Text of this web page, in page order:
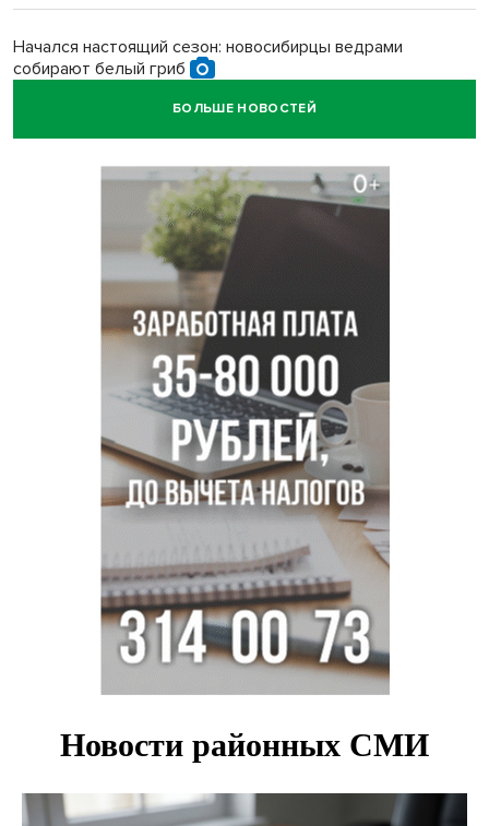
Начался настоящий сезон: новосибирцы ведрами
собирают белый гриб
Под Новосибирском водитель авто выжил в
В Новосибирске Роспотребнадзор изъял из продажи 1,4
тонны опасного мяса
Два миллиона на покупку авто получат 28 семей в
Новосибирской области
В Новосибирской области больше тысячи человек
пострадали в ДТП
БОЛЬШЕ НОВОСТЕЙ